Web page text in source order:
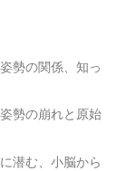
勢の関係、知っ
勢の崩れと原始
潜む、小脳から